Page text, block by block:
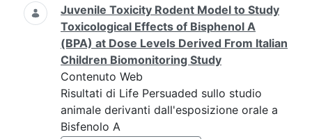
Juvenile Toxicity Rodent Model to Study
Toxicological Effects of Bisphenol A
(BPA) at Dose Levels Derived From Italian
Children Biomonitoring Study
Contenuto Web
Risultati di Life Persuaded sullo studio
animale derivanti dall'esposizione orale a
Bisfenolo A